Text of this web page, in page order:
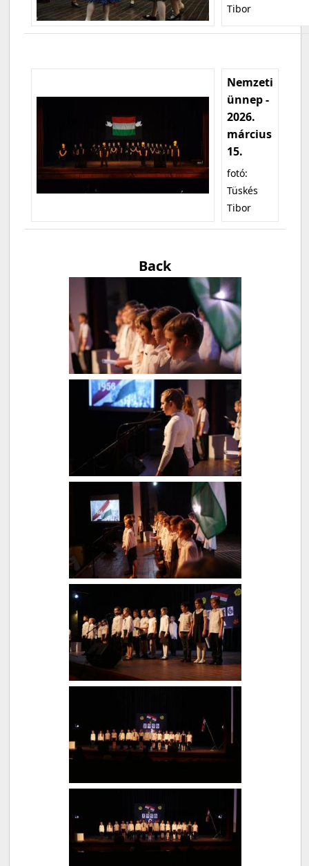
Tibor
Nemzeti
ünnep -
2026.
március
15.
fotó:
Tüskés
Tibor
Back